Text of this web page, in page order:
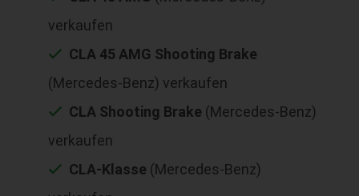
verkaufen
CLA 45 AMG Shooting Brake
(Mercedes-Benz) verkaufen
CLA Shooting Brake (Mercedes-Benz)
verkaufen
CLA-Klasse (Mercedes-Benz)